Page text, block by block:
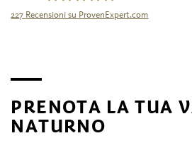
227 Recensioni su ProvenExpert.com
PRENOTA LA TUA
NATURNO